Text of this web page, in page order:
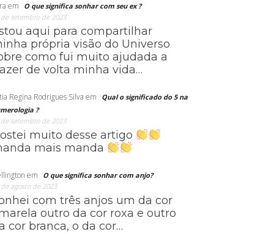
em
O que significa sonhar com seu ex ?
de setembro de 2023
aqui para compartilhar
própria visão do Universo
como fui muito ajudada a
de volta minha vida…
Regina Rodrigues Silva em
Qual o significado do 5 na
?
de setembro de 2023
muito desse artigo
mais manda
em
O que significa sonhar com anjo?
agosto de 2023
com três anjos um da cor
outro da cor roxa e outro
cor branca, o da cor…